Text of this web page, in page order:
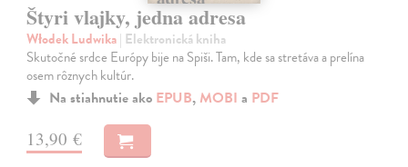
Štyri vlajky, jedna adresa
Włodek Ludwika| Elektronická kniha
Skutočné srdce Európy bije na Spiši. Tam, kde sa stretáva a prelína
osem rôznych kultúr.
Na stiahnutie ako EPUB, MOBI a PDF
13,90 €